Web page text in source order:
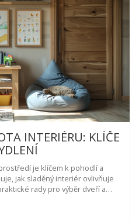
INTERIÉRU: KLÍČE
je klíčem k pohodlí a
jak sladěný interiér ovlivňuje
rady pro výběr dveří a